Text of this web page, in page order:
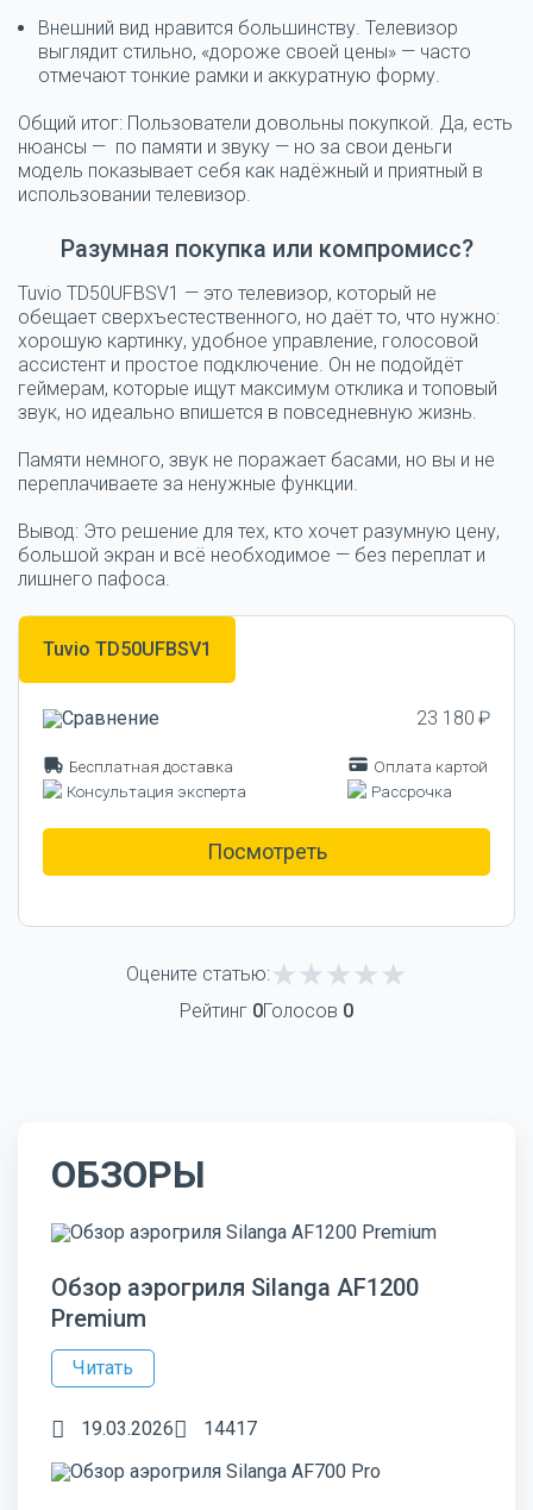
Внешний вид нравится большинству. Телевизор
выглядит стильно, «дороже своей цены» — часто
отмечают тонкие рамки и аккуратную форму.
Общий итог: Пользователи довольны покупкой. Да, есть
нюансы — по памяти и звуку — но за свои деньги
модель показывает себя как надёжный и приятный в
использовании телевизор.
Разумная покупка или компромисс?
Tuvio TD50UFBSV1 — это телевизор, который не
обещает сверхъестественного, но даёт то, что нужно:
хорошую картинку, удобное управление, голосовой
ассистент и простое подключение. Он не подойдёт
геймерам, которые ищут максимум отклика и топовый
звук, но идеально впишется в повседневную жизнь.
Памяти немного, звук не поражает басами, но вы и не
переплачиваете за ненужные функции.
Вывод: Это решение для тех, кто хочет разумную цену,
большой экран и всё необходимое — без переплат и
лишнего пафоса.
Tuvio TD50UFBSV1
23 180 ₽
Бесплатная доставка
Оплата картой
Консультация эксперта
Рассрочка
Посмотреть
Оцените статью:
Рейтинг 0Голосов 0
ОБЗОРЫ
Обзор аэрогриля Silanga AF1200
Premium
Читать
19.03.2026 14417